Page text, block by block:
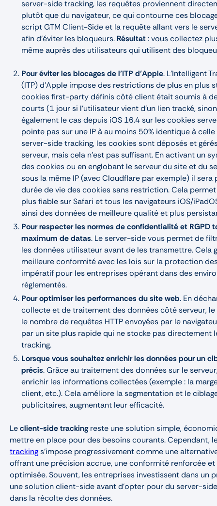
server-side tracking, les requêtes proviennent
plutôt que du navigateur, ce qui contourne ces
script GTM Client-Side et la requête allant vers le
afin d'éviter les bloqueurs. Résultat: vous collectez
même auprès des utilisateurs qui utilisent des
Pour éviter les blocages de l’ITP d’Apple. L’Intelligent
(ITP) d’Apple impose des restrictions de plus en plus
cookies first-party définis côté client était soumis à
courts (1 jour si l'utilisateur vient d'un lien tracké,
également le cas depuis iOS 16.4 sur les cookies
pointe pas sur une IP à au moins 50% identique à
server-side tracking, les cookies sont déposés et
serveur, mais cela n'est pas suffisant. En activant un
des cookies ou en englobant le serveur du site et du
sous la même IP (avec Cloudflare par exemple) il
durée de vie des cookies sans restriction. Cela
plus fiable sur Safari et tous les navigateurs iOS/
ainsi des données de meilleure qualité et plus
Pour respecter les normes de confidentialité et RGPD
maximum de datas. Le server-side vous permet de
les données utilisateur avant de les transmettre. Cela
meilleure conformité avec les lois sur la protection
impératif pour les entreprises opérant dans des
réglementés.
Pour optimiser les performances du site web. En
collecte et de traitement des données côté serveur,
le nombre de requêtes HTTP envoyées par le
par un site plus rapide qui ne stocke pas directement
tracking.
Lorsque vous souhaitez enrichir les données pour un
précis. Grâce au traitement des données sur le
enrichir les informations collectées (exemple : la
client, etc.). Cela améliore la segmentation et le
publicitaires, augmentant leur efficacité.
Leclient-side trackingreste une solution simple,
mettre en place pour des besoins courants. Cependant,
trackings’impose progressivement comme une
offrant une précision accrue, une conformité renforcée
optimisée. Souvent, les entreprises investissent dans un
une solution client-side avant d’opter pour du server-
dans la récolte des données.